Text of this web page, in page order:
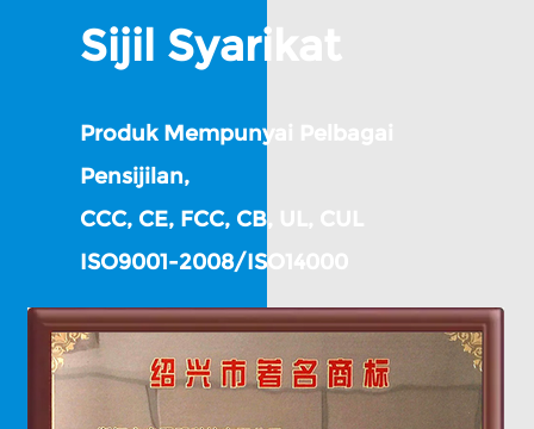
Sijil Syarikat
Produk Mempunyai Pelbagai
Pensijilan,
CCC, CE, FCC, CB, UL, CUL
ISO9001-2008/ISO14000